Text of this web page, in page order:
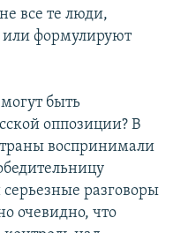
все те люди,
формулируют
быть
оппозиции? В
воспринимали
разговоры
очевидно, что